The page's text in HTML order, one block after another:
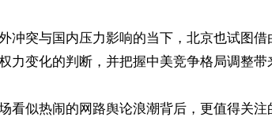
冲突与国内压力影响的当下，北京也试图
力变化的判断，并把握中美竞争格局调整带
看似热闹的网路舆论浪潮背后，更值得关